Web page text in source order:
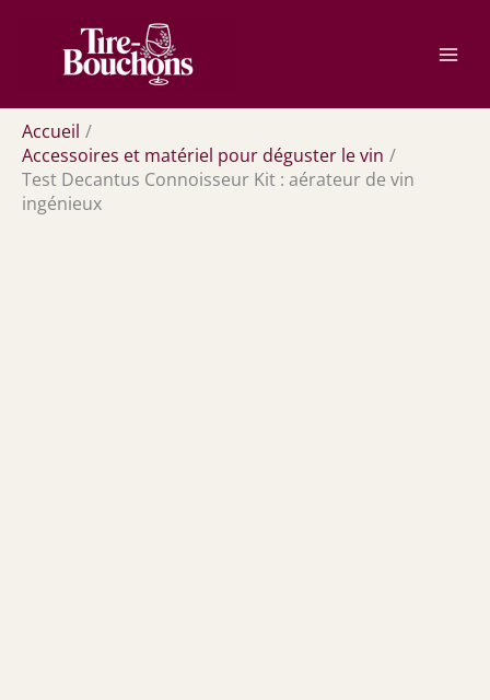
contenu
Accueil
Accessoires et matériel pour déguster le vin
Test Decantus Connoisseur Kit : aérateur de vin
ingénieux